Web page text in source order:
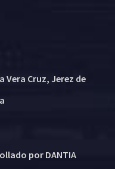
Vera Cruz, Jerez de
por DANTIA